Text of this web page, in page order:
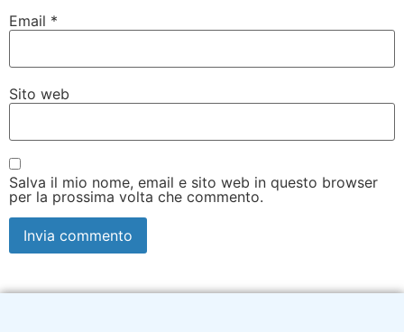
Email *
Sito web
Salva il mio nome, email e sito web in questo browser
per la prossima volta che commento.